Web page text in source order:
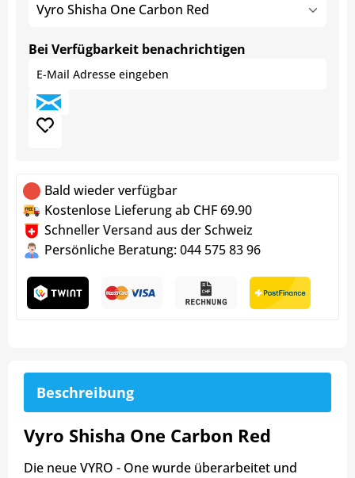
Vyro Shisha One Carbon Red
Bei Verfügbarkeit benachrichtigen
Bald wieder verfügbar
Kostenlose Lieferung ab CHF 69.90
Schneller Versand aus der Schweiz
Persönliche Beratung: 044 575 83 96
Beschreibung
Vyro Shisha One Carbon Red
Die neue VYRO - One wurde überarbeitet und